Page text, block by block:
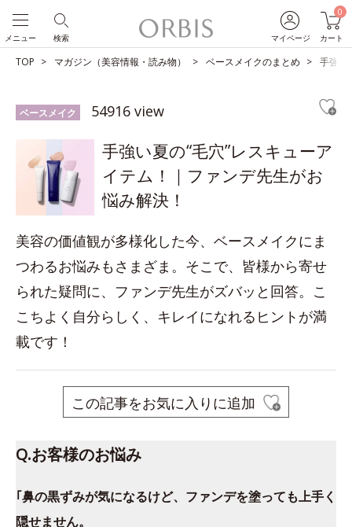
マイページ
0
カート
検索
メニュー
TOP マガジン（美容情報・読み物） ベースメイクのまとめ 手強い
ベースメイク 54916 view
手強い夏の“毛穴”レスキューア
イテム！｜ファンデ先生がお
悩み解決！
美容の価値観が多様化した今、ベースメイクにま
つわるお悩みもさまざま。そこで、皆様から寄せ
られた疑問に、ファンデ先生がズバッと回答。こ
こちよく自分らしく、キレイになれるヒントが満
載です！
この記事をお気に入りに追加
Q.お客様のお悩み
｢鼻の黒ずみが気になるけど、ファンデを塗っても上手く
隠せません。